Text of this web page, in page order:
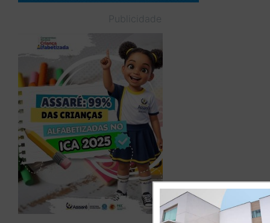
Publicidade